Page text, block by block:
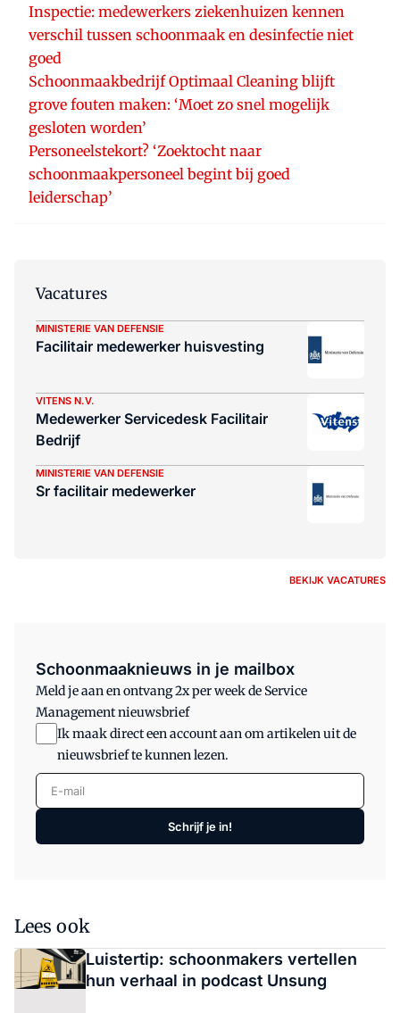
Inspectie: medewerkers ziekenhuizen kennen
verschil tussen schoonmaak en desinfectie niet
goed
Schoonmaakbedrijf Optimaal Cleaning blijft
grove fouten maken: ‘Moet zo snel mogelijk
gesloten worden’
Personeelstekort? ‘Zoektocht naar
schoonmaakpersoneel begint bij goed
leiderschap’
Vacatures
MINISTERIE VAN DEFENSIE
Facilitair medewerker huisvesting
VITENS N.V.
Medewerker Servicedesk Facilitair
Bedrijf
MINISTERIE VAN DEFENSIE
Sr facilitair medewerker
BEKIJK VACATURES
Schoonmaaknieuws in je mailbox
Meld je aan en ontvang 2x per week de Service
Management nieuwsbrief
Ik maak direct een account aan om artikelen uit de
nieuwsbrief te kunnen lezen.
E-mail
Schrijf je in!
Lees ook
Luistertip: schoonmakers vertellen
hun verhaal in podcast Unsung